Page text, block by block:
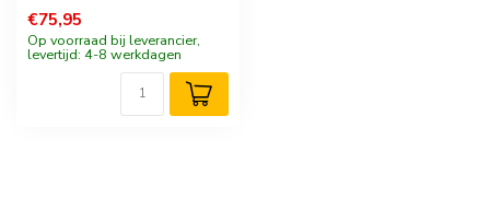
€75,95
Op voorraad bij leverancier,
levertijd: 4-8 werkdagen